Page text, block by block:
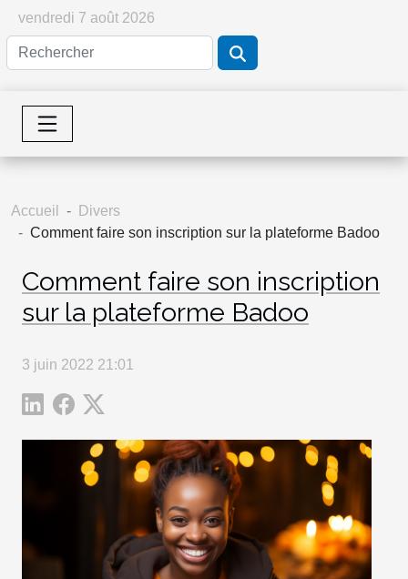
vendredi 7 août 2026
Accueil
Divers
Comment faire son inscription sur la plateforme Badoo
Comment faire son inscription
sur la plateforme Badoo
3 juin 2022 21:01